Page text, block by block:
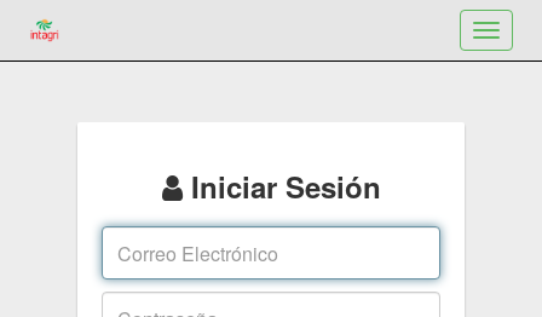
Toggle
Iniciar Sesión